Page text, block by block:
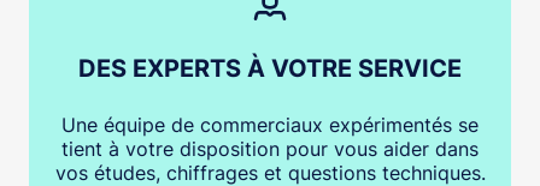
DES EXPERTS À VOTRE SERVICE
Une équipe de commerciaux expérimentés se
tient à votre disposition pour vous aider dans
vos études, chiffrages et questions techniques.